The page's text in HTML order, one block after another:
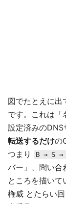
図でたとえに出
です。これは「
設定済みのDNS
転送するだけの
つまり
B → S →
バー」、問い合
ところを描い
権威 とたらい